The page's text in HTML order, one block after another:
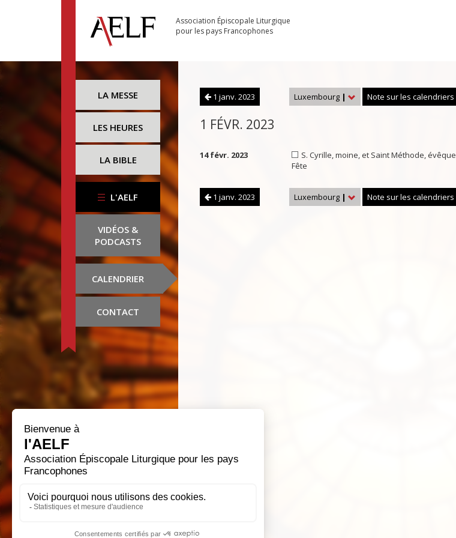
Association Épiscopale Liturgique
pour les pays Francophones
LA MESSE
LES HEURES
LA BIBLE
L'AELF
VIDÉOS &
PODCASTS
CALENDRIER
CONTACT
1 janv. 2023 Luxembourg | Note sur les calendriers
1 FÉVR. 2023
14 févr. 2023
S. Cyrille, moine, et Saint Méthode, évêque
Fête
1 janv. 2023 Luxembourg | Note sur les calendriers